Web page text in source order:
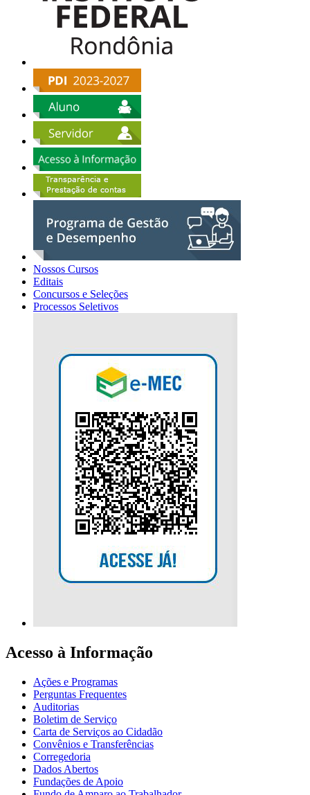
Nossos Cursos
Editais
Concursos e Seleções
Processos Seletivos
Acesso à Informação
Ações e Programas
Perguntas Frequentes
Auditorias
Boletim de Serviço
Carta de Serviços ao Cidadão
Convênios e Transferências
Corregedoria
Dados Abertos
Fundações de Apoio